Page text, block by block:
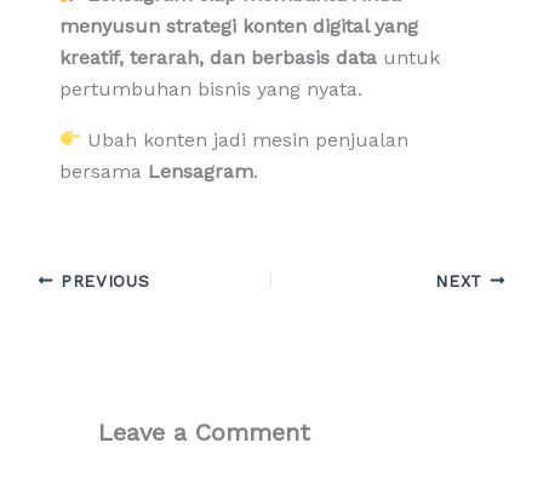
menyusun strategi konten digital yang
kreatif, terarah, dan berbasis datauntuk
pertumbuhan bisnis yang nyata.
Ubah konten jadi mesin penjualan
bersama Lensagram.
PREVIOUS NEXT
Leave a Comment